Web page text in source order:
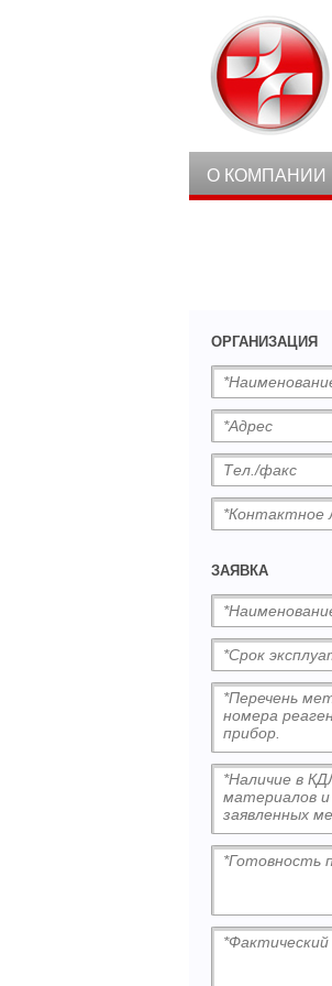
О КОМПАНИИ
ОРГАНИЗАЦИЯ
ЗАЯВКА